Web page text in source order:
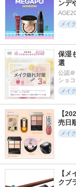
ンデ
メイ
保湿
選
公認
ショ
メイ
【
売日
メイ
【
クブ